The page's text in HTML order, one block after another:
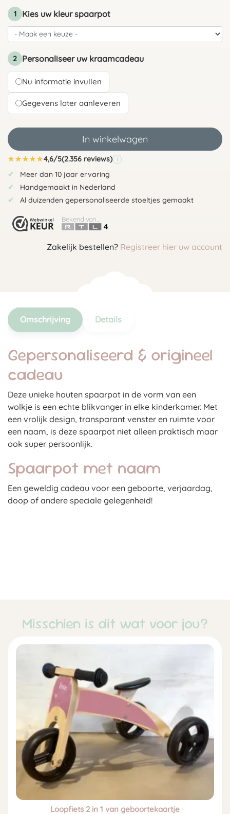
1 Kies uw kleur spaarpot
2 Personaliseer uw kraamcadeau
Nu informatie invullen
Gegevens later aanleveren
In winkelwagen
★★★★★4,6/5(2.356 reviews) i
Meer dan 10 jaar ervaring
Handgemaakt in Nederland
Al duizenden gepersonaliseerde stoeltjes gemaakt
Bekend van...
Zakelijk bestellen? Registreer hier uw account
Omschrijving Details
Gepersonaliseerd & origineel
cadeau
Deze unieke houten spaarpot in de vorm van een
wolkje is een echte blikvanger in elke kinderkamer. Met
een vrolijk design, transparant venster en ruimte voor
een naam, is deze spaarpot niet alleen praktisch maar
ook super persoonlijk.
Spaarpot met naam
Een geweldig cadeau voor een geboorte, verjaardag,
doop of andere speciale gelegenheid!
Misschien is dit wat voor jou?
Loopfiets 2 in 1 van geboortekaartje